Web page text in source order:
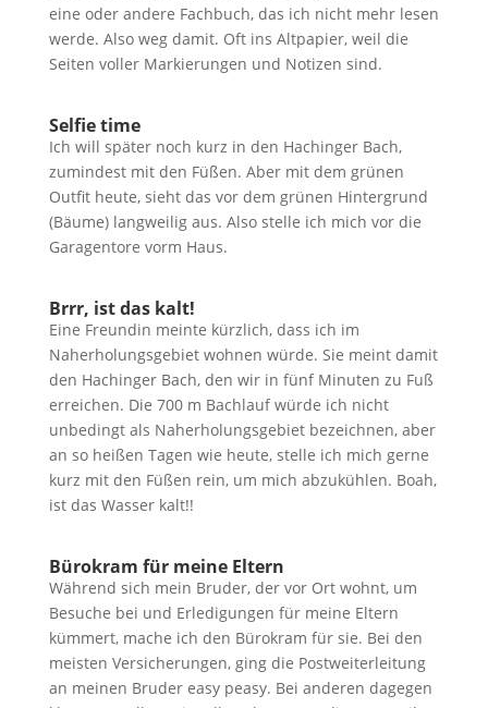
eine oder andere Fachbuch, das ich nicht mehr lesen
werde. Also weg damit. Oft ins Altpapier, weil die
Seiten voller Markierungen und Notizen sind.
Selfie time
Ich will später noch kurz in den Hachinger Bach,
zumindest mit den Füßen. Aber mit dem grünen
Outfit heute, sieht das vor dem grünen Hintergrund
(Bäume) langweilig aus. Also stelle ich mich vor die
Garagentore vorm Haus.
Brrr, ist das kalt!
Eine Freundin meinte kürzlich, dass ich im
Naherholungsgebiet wohnen würde. Sie meint damit
den Hachinger Bach, den wir in fünf Minuten zu Fuß
erreichen. Die 700 m Bachlauf würde ich nicht
unbedingt als Naherholungsgebiet bezeichnen, aber
an so heißen Tagen wie heute, stelle ich mich gerne
kurz mit den Füßen rein, um mich abzukühlen. Boah,
ist das Wasser kalt!!
Bürokram für meine Eltern
Während sich mein Bruder, der vor Ort wohnt, um
Besuche bei und Erledigungen für meine Eltern
kümmert, mache ich den Bürokram für sie. Bei den
meisten Versicherungen, ging die Postweiterleitung
an meinen Bruder easy peasy. Bei anderen dagegen